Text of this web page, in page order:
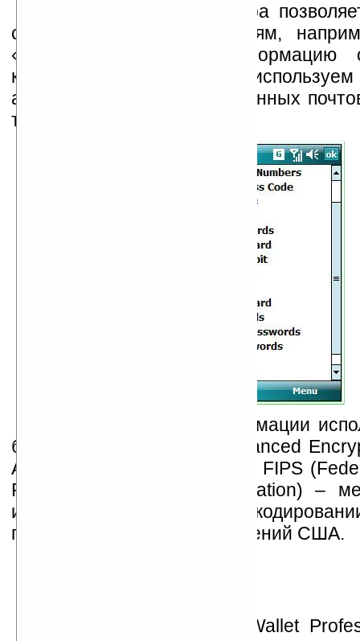
Иерархическая структура
свои данные по категориям,
«карточки» заносим информацию
карточках, раздел «e-mail»
адресов и паролей электронных
так далее.
Для кодирования информации
битный алгоритм AES (Advanced
Algorithm) по спецификации FIPS
Processing Standard Publication) –
используется при
правительственных учреждений США.
В комплект поставки eWallet